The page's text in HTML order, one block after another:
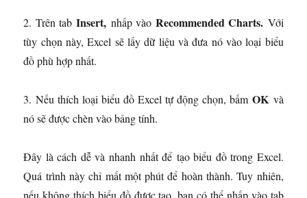
2. Trên tabInsert, nhấp vàoRecommended Charts. Với
tùy chọn này, Excel sẽ lấy dữ liệu và đưa nó vào loại biểu
đồ phù hợp nhất.
3. Nếu thích loại biểu đồ Excel tự động chọn, bấmOKvà
nó sẽ được chèn vào bảng tính.
Đây là cách dễ và nhanh nhất để tạo biểu đồ trong Excel.
Quá trình này chỉ mất một phút để hoàn thành. Tuy nhiên,
nếu không thích biểu đồ được tạo, bạn có thể nhấp vào tab